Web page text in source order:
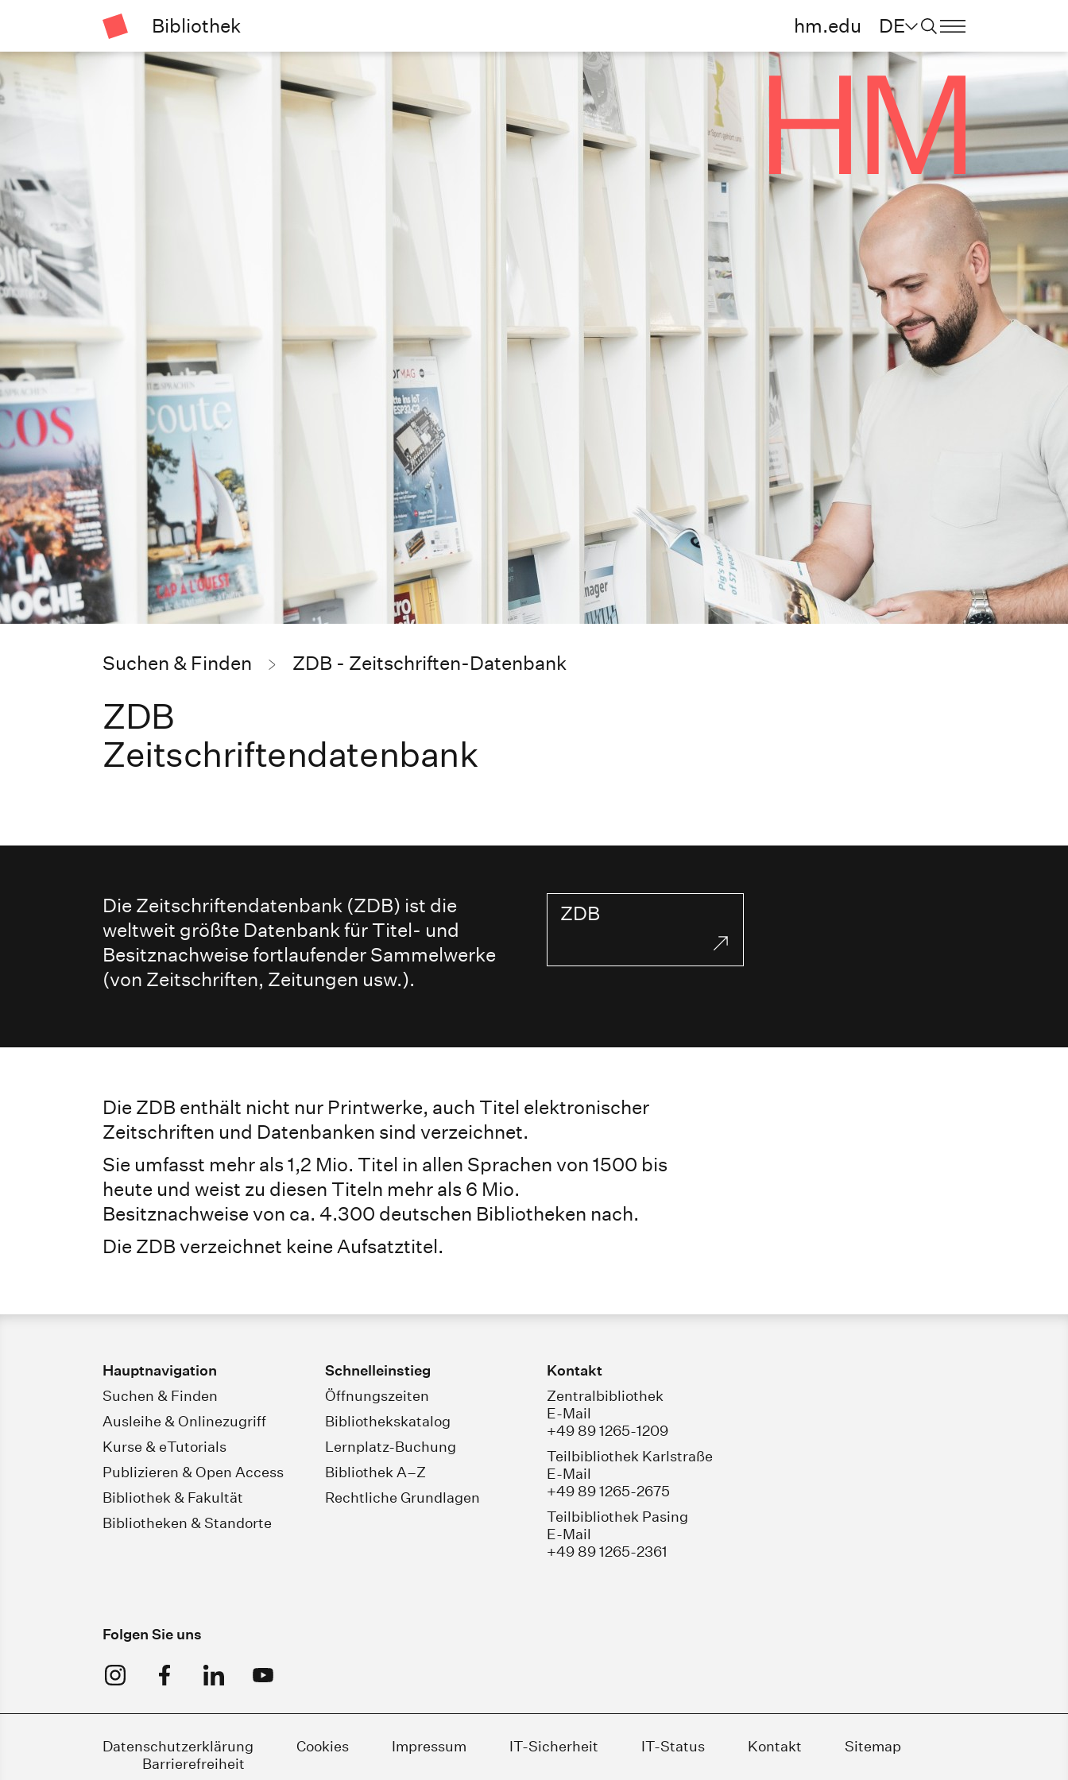
Bibliothek hm.edu DE
Suchen & Finden ZDB - Zeitschriften-Datenbank
ZDB
Zeitschriftendatenbank
Die Zeitschriftendatenbank (ZDB) ist die
weltweit größte Datenbank für Titel- und
Besitznachweise fortlaufender Sammelwerke
(von Zeitschriften, Zeitungen usw.).
ZDB
Die ZDB enthält nicht nur Printwerke, auch Titel elektronischer
Zeitschriften und Datenbanken sind verzeichnet.
Sie umfasst mehr als 1,2 Mio. Titel in allen Sprachen von 1500 bis
heute und weist zu diesen Titeln mehr als 6 Mio.
Besitznachweise von ca. 4.300 deutschen Bibliotheken nach.
Die ZDB verzeichnet keine Aufsatztitel.
Hauptnavigation
Suchen & Finden
Ausleihe & Onlinezugriff
Kurse & eTutorials
Publizieren & Open Access
Bibliothek & Fakultät
Bibliotheken & Standorte
Schnelleinstieg
Öffnungszeiten
Bibliothekskatalog
Lernplatz-Buchung
Bibliothek A–Z
Rechtliche Grundlagen
Kontakt
Zentralbibliothek
E-Mail
+49 89 1265-1209
Teilbibliothek Karlstraße
E-Mail
+49 89 1265-2675
Teilbibliothek Pasing
E-Mail
+49 89 1265-2361
Folgen Sie uns
Datenschutzerklärung Cookies Impressum IT-Sicherheit IT-Status Kontakt
Sitemap
Barrierefreiheit